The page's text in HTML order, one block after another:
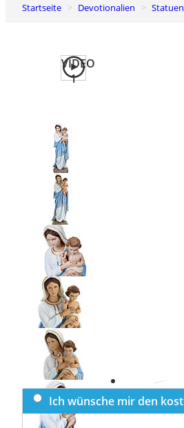
Startseite Devotionalien Statuen
VIDEO
1
Previous
slide
Next
slide
Ich wünsche mir den